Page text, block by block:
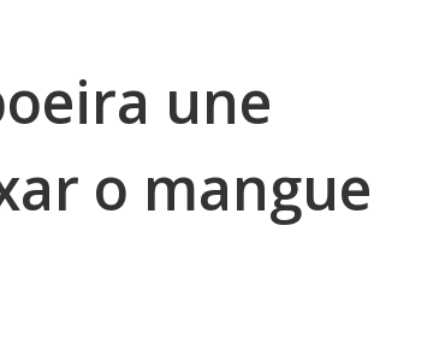
une
o mangue